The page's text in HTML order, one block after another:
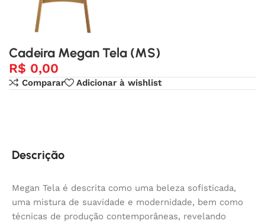
Cadeira Megan Tela (MS)
R$ 0,00
Comparar Adicionar à wishlist
Descrição
Megan Tela é descrita como uma beleza sofisticada,
uma mistura de suavidade e modernidade, bem como
técnicas de produção contemporâneas, revelando